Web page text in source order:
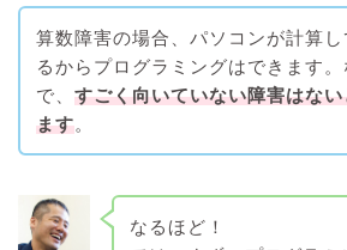
算数障害の場合、パソコンが計算し
るからプログラミングはできます。
で、 すごく向いていない障害はな
ます。
なるほど！